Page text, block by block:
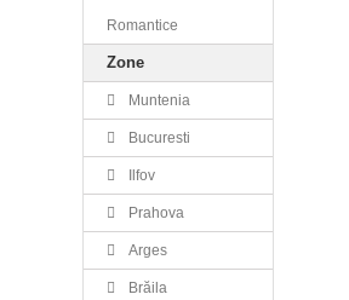
Romantice
Zone
Muntenia
Bucuresti
Ilfov
Prahova
Arges
Brăila